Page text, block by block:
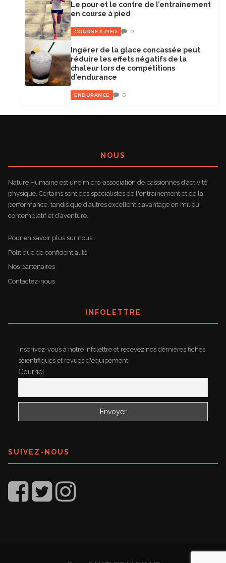
Le pour et le contre de l’entraînement
en course à pied
COURSE À PIED 0
Ingérer de la glace concassée peut
réduire les effets négatifs de la
chaleur lors de compétitions
d’endurance
ENDURANCE 0
NOUS
Nature Humaine est une micro-association de passionnés d’activité
physique. Certains sont des spécialistes de l'entraînement et de la
performance, tandis que d’autres excellent davantage en milieu
contemplatif et d’aventure.
Pour en savoir plus sur nous...
Politique de confidentialité
Nos partenaires
Contactez-nous
INFOLETTRE
Inscrivez-vous à notre infolettre et recevez nos dernières fiches
scientifiques et revues d'équipement.
Courriel
SUIVEZ-NOUS